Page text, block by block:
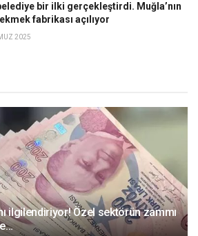
bir ilki gerçekleştirdi. Muğla’nın
fabrikası açılıyor
2025
ilgilendiriyor! Özel sektörün zammı